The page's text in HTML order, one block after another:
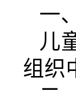
一
儿
组织